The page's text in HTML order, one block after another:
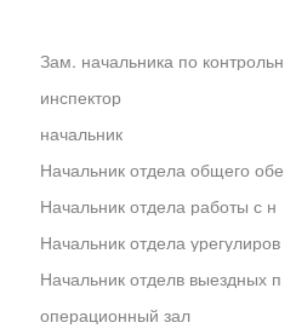
Зам. начальника по контрольн
инспектор
начальник
Начальник отдела общего обе
Начальник отдела работы с н
Начальник отдела урегулиров
Начальник отделв выездных п
операционный зал